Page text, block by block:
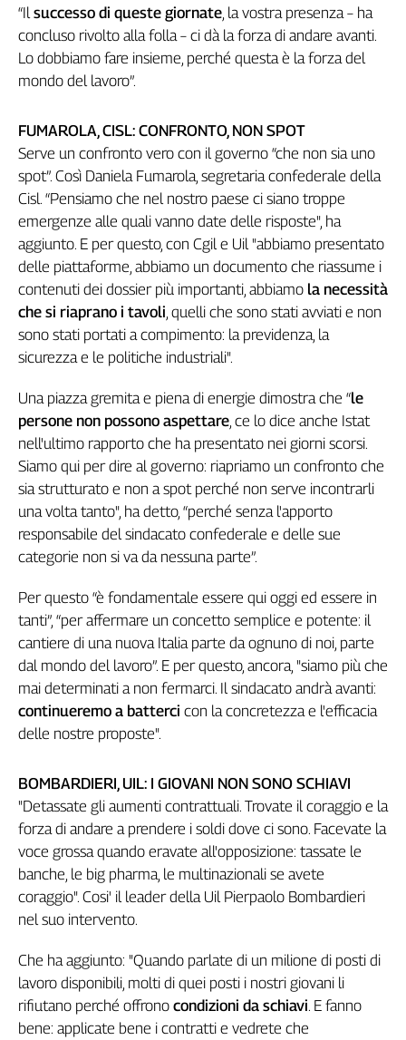
“Il successo di queste giornate , la vostra presenza – ha
concluso rivolto alla folla – ci dà la forza di andare avanti.
Lo dobbiamo fare insieme, perché questa è la forza del
mondo del lavoro”.
FUMAROLA, CISL: CONFRONTO, NON SPOT
Serve un confronto vero con il governo “che non sia uno
spot”. Così Daniela Fumarola, segretaria confederale della
Cisl. “Pensiamo che nel nostro paese ci siano troppe
emergenze alle quali vanno date delle risposte", ha
aggiunto. E per questo, con Cgil e Uil "abbiamo presentato
delle piattaforme, abbiamo un documento che riassume i
contenuti dei dossier più importanti, abbiamo la necessità
che si riaprano i tavoli , quelli che sono stati avviati e non
sono stati portati a compimento: la previdenza, la
sicurezza e le politiche industriali".
Una piazza gremita e piena di energie dimostra che “le
persone non possono aspettare , ce lo dice anche Istat
nell'ultimo rapporto che ha presentato nei giorni scorsi.
Siamo qui per dire al governo: riapriamo un confronto che
sia strutturato e non a spot perché non serve incontrarli
una volta tanto", ha detto, “perché senza l'apporto
responsabile del sindacato confederale e delle sue
categorie non si va da nessuna parte”.
Per questo “è fondamentale essere qui oggi ed essere in
tanti”, “per affermare un concetto semplice e potente: il
cantiere di una nuova Italia parte da ognuno di noi, parte
dal mondo del lavoro”. E per questo, ancora, "siamo più che
mai determinati a non fermarci. Il sindacato andrà avanti:
continueremo a batterci con la concretezza e l'efficacia
delle nostre proposte".
BOMBARDIERI, UIL: I GIOVANI NON SONO SCHIAVI
"Detassate gli aumenti contrattuali. Trovate il coraggio e la
forza di andare a prendere i soldi dove ci sono. Facevate la
voce grossa quando eravate all'opposizione: tassate le
banche, le big pharma, le multinazionali se avete
coraggio". Cosi' il leader della Uil Pierpaolo Bombardieri
nel suo intervento.
Che ha aggiunto: "Quando parlate di un milione di posti di
lavoro disponibili, molti di quei posti i nostri giovani li
rifiutano perché offrono condizioni da schiavi. E fanno
bene: applicate bene i contratti e vedrete che